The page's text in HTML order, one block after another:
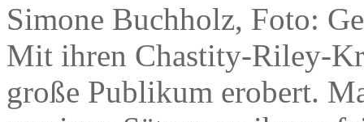
Simone Buchholz, Foto:
Mit ihren Chastity-Riley-
große Publikum erobert.